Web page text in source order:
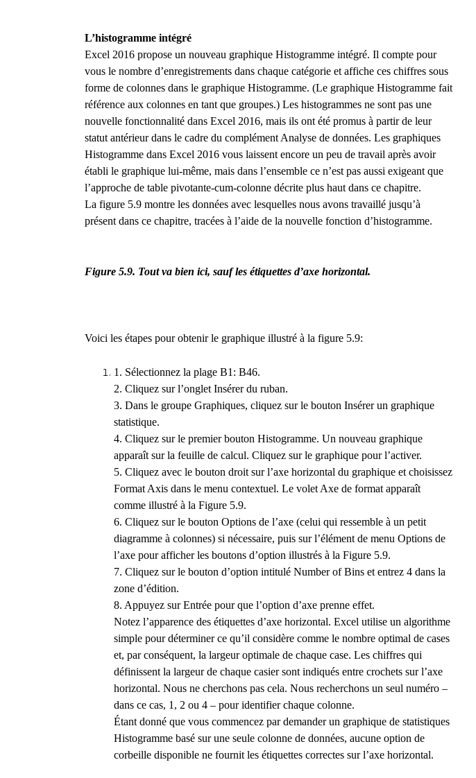
L’histogramme intégré
Excel 2016 propose un nouveau graphique Histogramme intégré. Il compte pour
vous le nombre d’enregistrements dans chaque catégorie et affiche ces chiffres sous
forme de colonnes dans le graphique Histogramme. (Le graphique Histogramme fait
référence aux colonnes en tant que groupes.) Les histogrammes ne sont pas une
nouvelle fonctionnalité dans Excel 2016, mais ils ont été promus à partir de leur
statut antérieur dans le cadre du complément Analyse de données. Les graphiques
Histogramme dans Excel 2016 vous laissent encore un peu de travail après avoir
établi le graphique lui-même, mais dans l’ensemble ce n’est pas aussi exigeant que
l’approche de table pivotante-cum-colonne décrite plus haut dans ce chapitre.
La figure 5.9 montre les données avec lesquelles nous avons travaillé jusqu’à
présent dans ce chapitre, tracées à l’aide de la nouvelle fonction d’histogramme.
Figure 5.9. Tout va bien ici, sauf les étiquettes d’axe horizontal.
Voici les étapes pour obtenir le graphique illustré à la figure 5.9:
1. Sélectionnez la plage B1: B46.
2. Cliquez sur l’onglet Insérer du ruban.
3. Dans le groupe Graphiques, cliquez sur le bouton Insérer un graphique
statistique.
4. Cliquez sur le premier bouton Histogramme. Un nouveau graphique
apparaît sur la feuille de calcul. Cliquez sur le graphique pour l’activer.
5. Cliquez avec le bouton droit sur l’axe horizontal du graphique et choisissez
Format Axis dans le menu contextuel. Le volet Axe de format apparaît
comme illustré à la Figure 5.9.
6. Cliquez sur le bouton Options de l’axe (celui qui ressemble à un petit
diagramme à colonnes) si nécessaire, puis sur l’élément de menu Options de
l’axe pour afficher les boutons d’option illustrés à la Figure 5.9.
7. Cliquez sur le bouton d’option intitulé Number of Bins et entrez 4 dans la
zone d’édition.
8. Appuyez sur Entrée pour que l’option d’axe prenne effet.
Notez l’apparence des étiquettes d’axe horizontal. Excel utilise un algorithme
simple pour déterminer ce qu’il considère comme le nombre optimal de cases
et, par conséquent, la largeur optimale de chaque case. Les chiffres qui
définissent la largeur de chaque casier sont indiqués entre crochets sur l’axe
horizontal. Nous ne cherchons pas cela. Nous recherchons un seul numéro –
dans ce cas, 1, 2 ou 4 – pour identifier chaque colonne.
Étant donné que vous commencez par demander un graphique de statistiques
Histogramme basé sur une seule colonne de données, aucune option de
corbeille disponible ne fournit les étiquettes correctes sur l’axe horizontal.